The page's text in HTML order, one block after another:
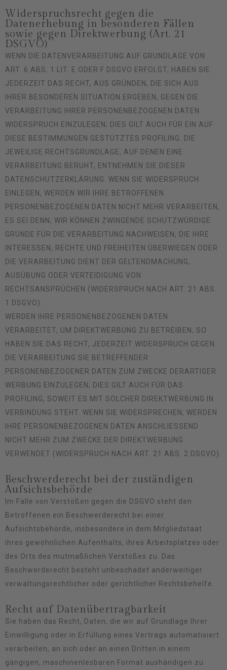
Widerspruchsrecht gegen die
Datenerhebung in besonderen Fällen
sowie gegen Direktwerbung (Art. 21
DSGVO)
WENN DIE DATENVERARBEITUNG AUF GRUNDLAGE VON
ART. 6 ABS. 1 LIT. E ODER F DSGVO ERFOLGT, HABEN SIE
JEDERZEIT DAS RECHT, AUS GRÜNDEN, DIE SICH AUS
IHRER BESONDEREN SITUATION ERGEBEN, GEGEN DIE
VERARBEITUNG IHRER PERSONENBEZOGENEN DATEN
WIDERSPRUCH EINZULEGEN; DIES GILT AUCH FÜR EIN AUF
DIESE BESTIMMUNGEN GESTÜTZTES PROFILING. DIE
JEWEILIGE RECHTSGRUNDLAGE, AUF DENEN EINE
VERARBEITUNG BERUHT, ENTNEHMEN SIE DIESER
DATENSCHUTZERKLÄRUNG. WENN SIE WIDERSPRUCH
EINLEGEN, WERDEN WIR IHRE BETROFFENEN
PERSONENBEZOGENEN DATEN NICHT MEHR VERARBEITEN,
ES SEI DENN, WIR KÖNNEN ZWINGENDE SCHUTZWÜRDIGE
GRÜNDE FÜR DIE VERARBEITUNG NACHWEISEN, DIE IHRE
INTERESSEN, RECHTE UND FREIHEITEN ÜBERWIEGEN ODER
DIE VERARBEITUNG DIENT DER GELTENDMACHUNG,
AUSÜBUNG ODER VERTEIDIGUNG VON
RECHTSANSPRÜCHEN (WIDERSPRUCH NACH ART. 21 ABS.
1 DSGVO).
WERDEN IHRE PERSONENBEZOGENEN DATEN
VERARBEITET, UM DIREKTWERBUNG ZU BETREIBEN, SO
HABEN SIE DAS RECHT, JEDERZEIT WIDERSPRUCH GEGEN
DIE VERARBEITUNG SIE BETREFFENDER
PERSONENBEZOGENER DATEN ZUM ZWECKE DERARTIGER
WERBUNG EINZULEGEN; DIES GILT AUCH FÜR DAS
PROFILING, SOWEIT ES MIT SOLCHER DIREKTWERBUNG IN
VERBINDUNG STEHT. WENN SIE WIDERSPRECHEN, WERDEN
IHRE PERSONENBEZOGENEN DATEN ANSCHLIESSEND
NICHT MEHR ZUM ZWECKE DER DIREKTWERBUNG
VERWENDET (WIDERSPRUCH NACH ART. 21 ABS. 2 DSGVO).
Beschwerde­recht bei der zuständigen
Aufsichts­behörde
Im Falle von Verstößen gegen die DSGVO steht den
Betroffenen ein Beschwerderecht bei einer
Aufsichtsbehörde, insbesondere in dem Mitgliedstaat
ihres gewöhnlichen Aufenthalts, ihres Arbeitsplatzes oder
des Orts des mutmaßlichen Verstoßes zu. Das
Beschwerderecht besteht unbeschadet anderweitiger
verwaltungsrechtlicher oder gerichtlicher Rechtsbehelfe.
Recht auf Daten­übertrag­barkeit
Sie haben das Recht, Daten, die wir auf Grundlage Ihrer
Einwilligung oder in Erfüllung eines Vertrags automatisiert
verarbeiten, an sich oder an einen Dritten in einem
gängigen, maschinenlesbaren Format aushändigen zu